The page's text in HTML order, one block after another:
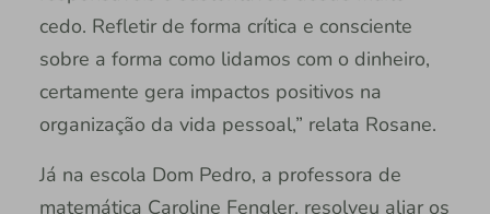
cedo. Refletir de forma crítica e consciente
sobre a forma como lidamos com o dinheiro,
certamente gera impactos positivos na
organização da vida pessoal,” relata Rosane.
Já na escola Dom Pedro, a professora de
matemática Caroline Fengler, resolveu aliar os